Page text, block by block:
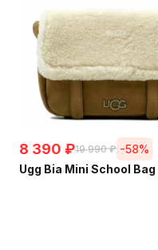
8 390 ₽19 990 ₽ -58%
Ugg Bia Mini School Bag